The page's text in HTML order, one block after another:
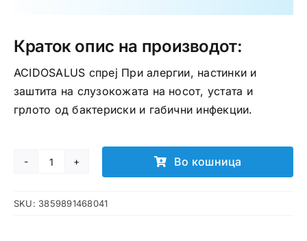
Краток опис на производот:
ACIDOSALUS спреј При алергии, настинки и
заштита на слузокожата на носот, устата и
грлото од бактериски и габични инфекции.
ACIDOSALUS
количина
Во кошница
SKU: 3859891468041